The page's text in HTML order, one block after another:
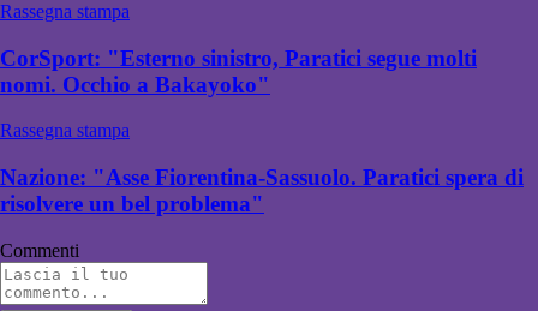
Rassegna stampa
CorSport: "Esterno sinistro, Paratici segue molti
nomi. Occhio a Bakayoko"
Rassegna stampa
Nazione: "Asse Fiorentina-Sassuolo. Paratici spera di
risolvere un bel problema"
Commenti